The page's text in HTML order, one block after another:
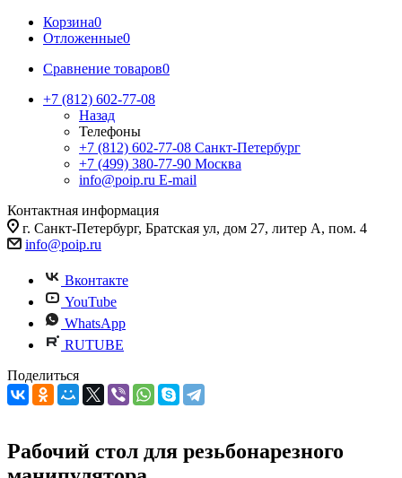
Корзина0
Отложенные0
Сравнение товаров0
+7 (812) 602-77-08
Назад
Телефоны
+7 (812) 602-77-08 Санкт-Петербург
+7 (499) 380-77-90 Москва
info@poip.ru E-mail
Контактная информация
г. Санкт-Петербург, Братская ул, дом 27, литер А, пом. 4
info@poip.ru
Вконтакте
YouTube
WhatsApp
RUTUBE
Поделиться
Рабочий стол для резьбонарезного